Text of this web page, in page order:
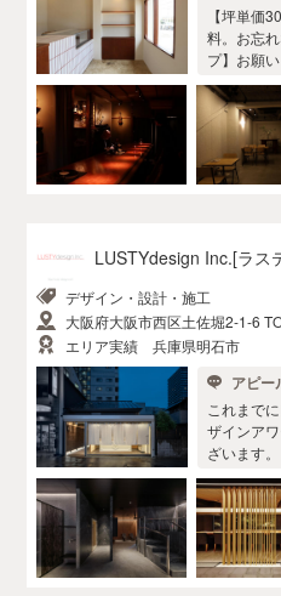
ある故障
定期的に
へ 価格帯は 工事 坪30万円〜 デザイン費
私たちは
えるパートナーで
中には数
るように
化してい
種でも他
きます。 5.ショールーム 店舗リノベーショ
ンでは珍
する時間
アフター
れます。
ものでは
いる証拠
ある故障
定期的に
へ 価格帯は 工事 坪30万円〜 デザイン費
【坪単価
料。お忘
プ】
お店づくりは、オープン前とオー
プン後の
す。 これ
前のデザ
お店がオ
ことが求め
は、独自
みを最大
した後も
のどこの
ポートを
だけ。
LUSTYdesign Inc.[ラス
デザイン・設計・施工
大阪府大阪市西区土佐堀2-1-6
エリア実績 兵庫県明石市
アピー
これまで
ザインア
ざいます。 " 空間にときめきを "をテー
飲食店や
カーショ
ーション
デザイン
ンさせて
のサポートも